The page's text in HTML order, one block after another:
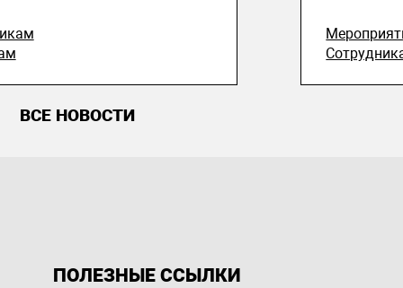
ВСЕ НОВОСТИ
ПОЛЕЗНЫЕ ССЫЛКИ